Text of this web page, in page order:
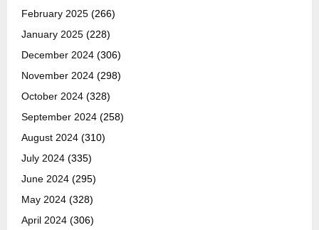
February 2025 (266)
January 2025 (228)
December 2024 (306)
November 2024 (298)
October 2024 (328)
September 2024 (258)
August 2024 (310)
July 2024 (335)
June 2024 (295)
May 2024 (328)
April 2024 (306)